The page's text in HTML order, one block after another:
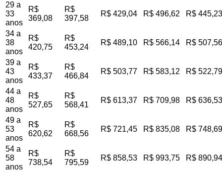
29 a
33
anos
R$
369,08
R$
397,58
R$ 429,04 R$ 496,62 R$ 445,23
34 a
38
anos
R$
420,75
R$
453,24
R$ 489,10 R$ 566,14 R$ 507,56
39 a
43
anos
R$
433,37
R$
466,84
R$ 503,77 R$ 583,12 R$ 522,79
44 a
48
anos
R$
527,65
R$
568,41
R$ 613,37 R$ 709,98 R$ 636,53
49 a
53
anos
R$
620,62
R$
668,56
R$ 721,45 R$ 835,08 R$ 748,69
54 a
58
anos
R$
738,54
R$
795,59
R$ 858,53 R$ 993,75 R$ 890,94